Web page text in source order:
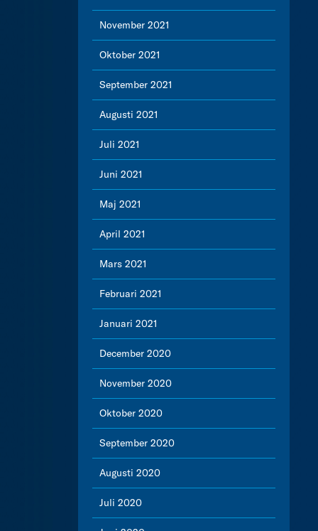
November 2021
Oktober 2021
September 2021
Augusti 2021
Juli 2021
Juni 2021
Maj 2021
April 2021
Mars 2021
Februari 2021
Januari 2021
December 2020
November 2020
Oktober 2020
September 2020
Augusti 2020
Juli 2020